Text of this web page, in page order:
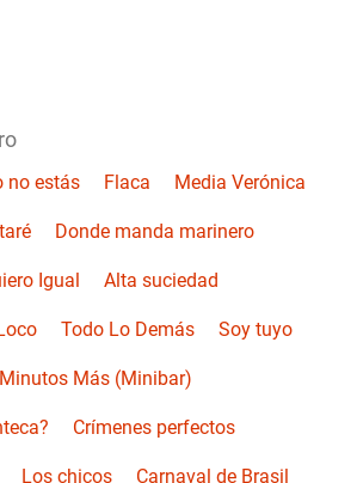
no estás Flaca Media Verónica
Donde manda marinero
Igual Alta suciedad
Todo Lo Demás Soy tuyo
Más (Minibar)
Crímenes perfectos
Los chicos Carnaval de Brasil